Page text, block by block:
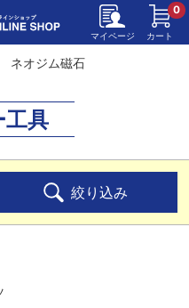
マイページ カート
0
ネオジム磁石
工具
絞り込み